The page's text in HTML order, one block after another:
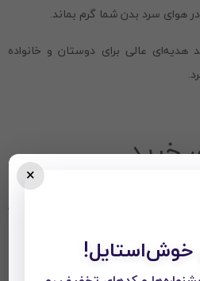
هوای سرد بدن شما گرم بماند.
هدیه‌ای عالی برای دوستان و خانواده
خرید
از نیلی پلاس، برخی نکات را در نظر داشته
×
خوش‌استایل!